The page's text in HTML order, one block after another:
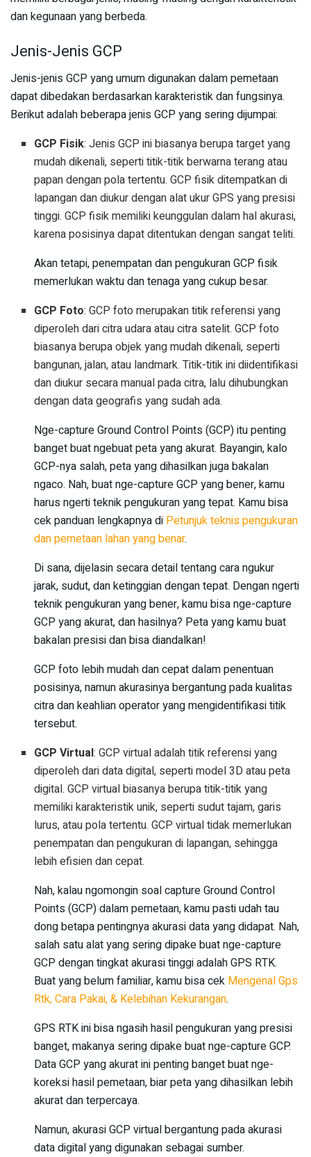
dan kegunaan yang berbeda.
Jenis-Jenis GCP
Jenis-jenis GCP yang umum digunakan dalam pemetaan
dapat dibedakan berdasarkan karakteristik dan fungsinya.
Berikut adalah beberapa jenis GCP yang sering dijumpai:
GCP Fisik: Jenis GCP ini biasanya berupa target yang
mudah dikenali, seperti titik-titik berwarna terang atau
papan dengan pola tertentu. GCP fisik ditempatkan di
lapangan dan diukur dengan alat ukur GPS yang presisi
tinggi. GCP fisik memiliki keunggulan dalam hal akurasi,
karena posisinya dapat ditentukan dengan sangat teliti.
Akan tetapi, penempatan dan pengukuran GCP fisik
memerlukan waktu dan tenaga yang cukup besar.
GCP Foto: GCP foto merupakan titik referensi yang
diperoleh dari citra udara atau citra satelit. GCP foto
biasanya berupa objek yang mudah dikenali, seperti
bangunan, jalan, atau landmark. Titik-titik ini diidentifikasi
dan diukur secara manual pada citra, lalu dihubungkan
dengan data geografis yang sudah ada.
Nge-capture Ground Control Points (GCP) itu penting
banget buat ngebuat peta yang akurat. Bayangin, kalo
GCP-nya salah, peta yang dihasilkan juga bakalan
ngaco. Nah, buat nge-capture GCP yang bener, kamu
harus ngerti teknik pengukuran yang tepat. Kamu bisa
cek panduan lengkapnya di Petunjuk teknis pengukuran
dan pemetaan lahan yang benar.
Di sana, dijelasin secara detail tentang cara ngukur
jarak, sudut, dan ketinggian dengan tepat. Dengan ngerti
teknik pengukuran yang bener, kamu bisa nge-capture
GCP yang akurat, dan hasilnya? Peta yang kamu buat
bakalan presisi dan bisa diandalkan!
GCP foto lebih mudah dan cepat dalam penentuan
posisinya, namun akurasinya bergantung pada kualitas
citra dan keahlian operator yang mengidentifikasi titik
tersebut.
GCP Virtual: GCP virtual adalah titik referensi yang
diperoleh dari data digital, seperti model 3D atau peta
digital. GCP virtual biasanya berupa titik-titik yang
memiliki karakteristik unik, seperti sudut tajam, garis
lurus, atau pola tertentu. GCP virtual tidak memerlukan
penempatan dan pengukuran di lapangan, sehingga
lebih efisien dan cepat.
Nah, kalau ngomongin soal capture Ground Control
Points (GCP) dalam pemetaan, kamu pasti udah tau
dong betapa pentingnya akurasi data yang didapat. Nah,
salah satu alat yang sering dipake buat nge-capture
GCP dengan tingkat akurasi tinggi adalah GPS RTK.
Buat yang belum familiar, kamu bisa cek Mengenal Gps
Rtk, Cara Pakai, & Kelebihan Kekurangan.
GPS RTK ini bisa ngasih hasil pengukuran yang presisi
banget, makanya sering dipake buat nge-capture GCP.
Data GCP yang akurat ini penting banget buat nge-
koreksi hasil pemetaan, biar peta yang dihasilkan lebih
akurat dan terpercaya.
Namun, akurasi GCP virtual bergantung pada akurasi
data digital yang digunakan sebagai sumber.